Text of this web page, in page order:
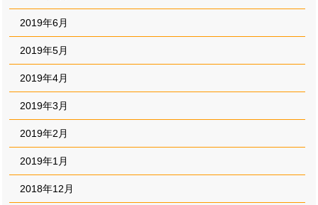
2019年6月
2019年5月
2019年4月
2019年3月
2019年2月
2019年1月
2018年12月